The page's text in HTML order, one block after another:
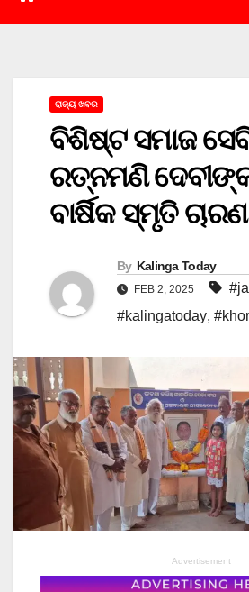
ରାଜ୍ୟ ଖବର
ବିଶିଷ୍ଟ ସମାଜ
ରତ୍ନମଣି
ବାର୍ଷିକ ସ୍ମୃତି
By Kalinga Today
FEB 2, 2025
#kalingatoday,
Advertisement